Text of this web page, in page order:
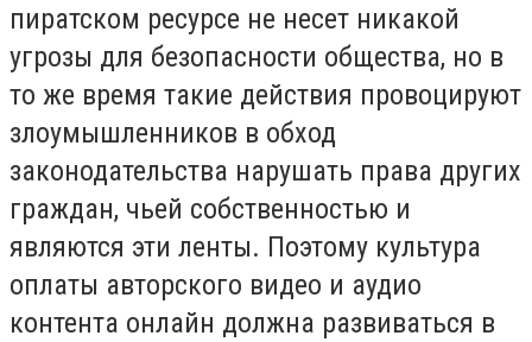
пиратском ресурсе не несет никакой
угрозы для безопасности общества, но в
то же время такие действия провоцируют
злоумышленников в обход
законодательства нарушать права других
граждан, чьей собственностью и
являются эти ленты. Поэтому культура
оплаты авторского видео и аудио
контента онлайн должна развиваться в